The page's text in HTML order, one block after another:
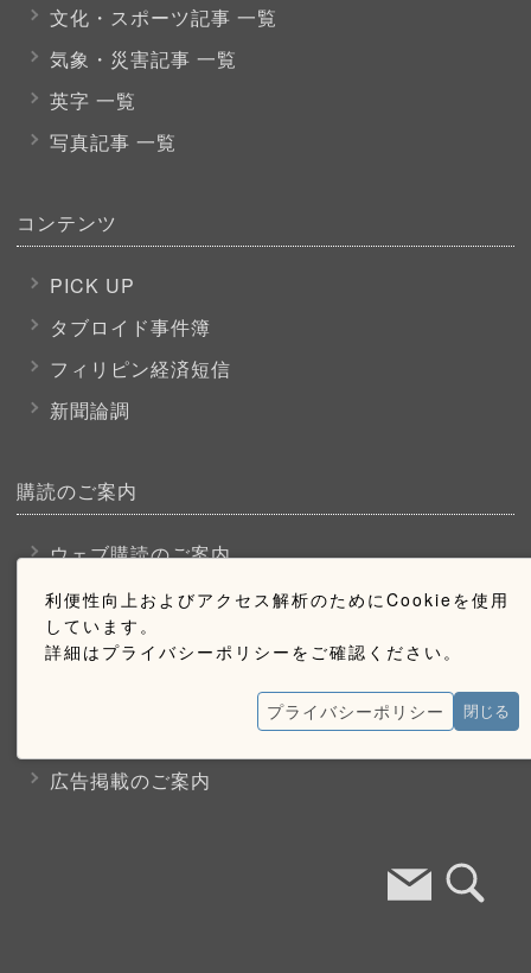
利便性向上およびアクセス解析のためにCookieを使用
しています。
詳細はプライバシーポリシーをご確認ください。
プライバシーポリシー 閉じる
文化・スポーツ記事 一覧
気象・災害記事 一覧
英字 一覧
写真記事 一覧
コンテンツ
PICK UP
タブロイド事件簿
フィリピン経済短信
新聞論調
購読のご案内
ウェブ購読のご案内
お問い合わせ
広告掲載のご案内